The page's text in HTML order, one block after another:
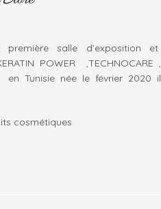
première salle d’exposition et
POWER ,TECHNOCARE ,
en Tunisie née le février 2020 il
cosmétiques